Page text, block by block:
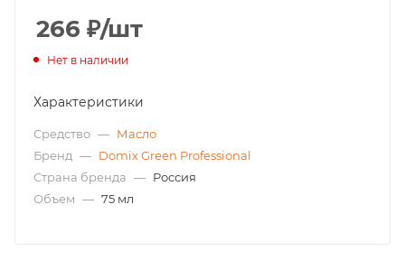
266 ₽/шт
Нет в наличии
Характеристики
Средство — Масло
Бренд — Domix Green Professional
Страна бренда — Россия
Объем — 75 мл